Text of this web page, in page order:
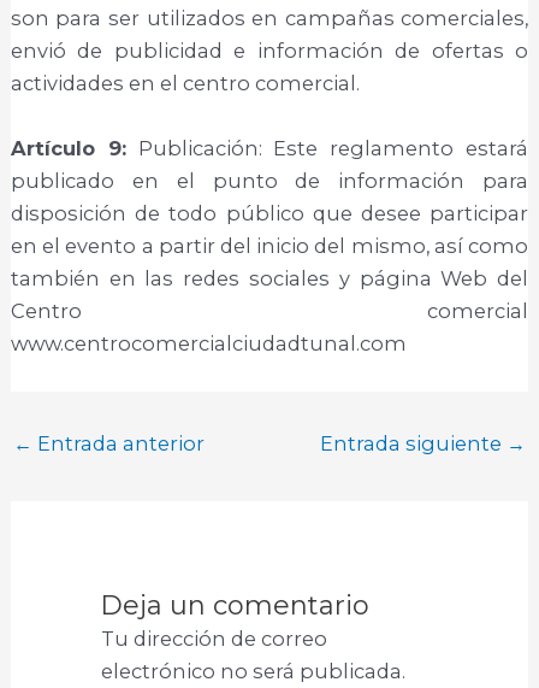
son para ser utilizados en campañas comerciales,
envió de publicidad e información de ofertas o
actividades en el centro comercial.
Artículo 9:Publicación: Este reglamento estará
publicado en el punto de información para
disposición de todo público que desee participar
en el evento a partir del inicio del mismo, así como
también en las redes sociales y página Web del
Centro comercial
www.centrocomercialciudadtunal.com
← Entrada anterior Entrada siguiente →
Deja un comentario
Tu dirección de correo
electrónico no será publicada.